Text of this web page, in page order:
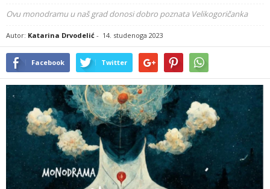
Ovu monodramu u naš grad donosi dobro poznata Velikogoričanka
Autor: Katarina Drvodelić - 14. studenoga 2023
Facebook Twitter